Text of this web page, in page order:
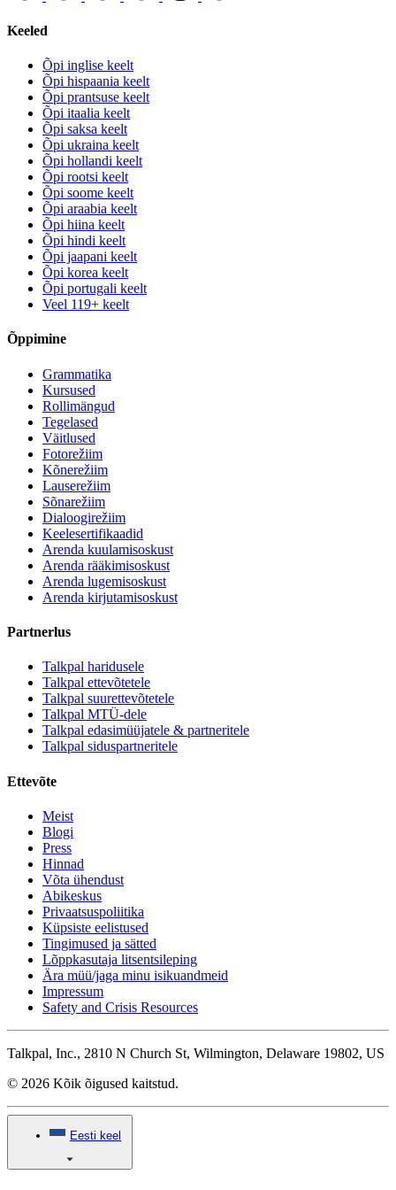
Keeled
Õpi inglise keelt
Õpi hispaania keelt
Õpi prantsuse keelt
Õpi itaalia keelt
Õpi saksa keelt
Õpi ukraina keelt
Õpi hollandi keelt
Õpi rootsi keelt
Õpi soome keelt
Õpi araabia keelt
Õpi hiina keelt
Õpi hindi keelt
Õpi jaapani keelt
Õpi korea keelt
Õpi portugali keelt
Veel 119+ keelt
Õppimine
Grammatika
Kursused
Rollimängud
Tegelased
Väitlused
Fotorežiim
Kõnerežiim
Lauserežiim
Sõnarežiim
Dialoogirežiim
Keelesertifikaadid
Arenda kuulamisoskust
Arenda rääkimisoskust
Arenda lugemisoskust
Arenda kirjutamisoskust
Partnerlus
Talkpal haridusele
Talkpal ettevõtetele
Talkpal suurettevõtetele
Talkpal MTÜ-dele
Talkpal edasimüüjatele & partneritele
Talkpal siduspartneritele
Ettevõte
Meist
Blogi
Press
Hinnad
Võta ühendust
Abikeskus
Privaatsuspoliitika
Küpsiste eelistused
Tingimused ja sätted
Lõppkasutaja litsentsileping
Ära müü/jaga minu isikuandmeid
Impressum
Safety and Crisis Resources
Talkpal, Inc., 2810 N Church St, Wilmington, Delaware 19802, US
© 2026 Kõik õigused kaitstud.
Eesti keel